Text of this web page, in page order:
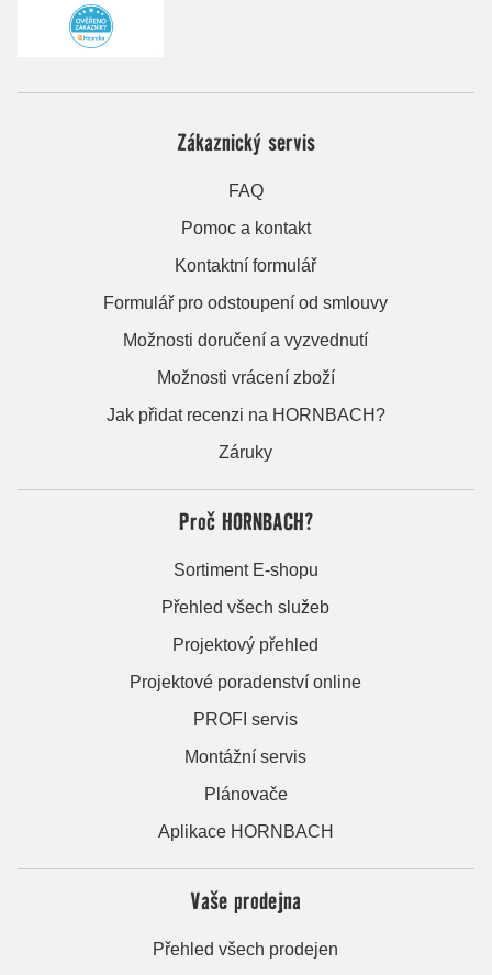
Zákaznický servis
FAQ
Pomoc a kontakt
Kontaktní formulář
Formulář pro odstoupení od smlouvy
Možnosti doručení a vyzvednutí
Možnosti vrácení zboží
Jak přidat recenzi na HORNBACH?
Záruky
Proč HORNBACH?
Sortiment E-shopu
Přehled všech služeb
Projektový přehled
Projektové poradenství online
PROFI servis
Montážní servis
Plánovače
Aplikace HORNBACH
Vaše prodejna
Přehled všech prodejen